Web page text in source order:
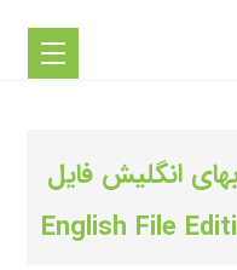
انگلیش فایل